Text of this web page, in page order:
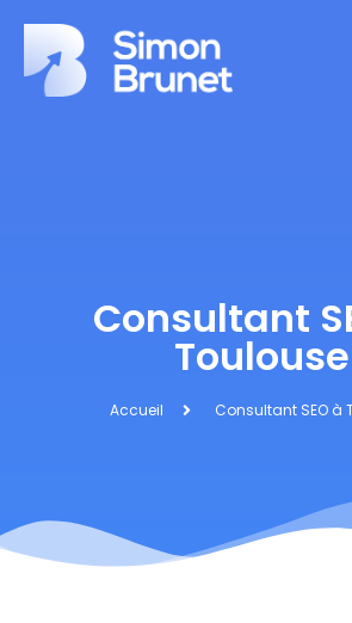
Consultant
Toulouse
Accueil Consultant SEO à